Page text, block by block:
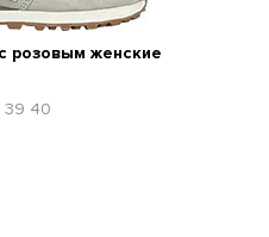
розовым женские
39 40